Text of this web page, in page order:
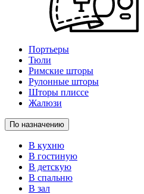
Портьеры
Тюли
Римские шторы
Рулонные шторы
Шторы плиссе
Жалюзи
По назначению
В кухню
В гостиную
В детскую
В спальню
В зал